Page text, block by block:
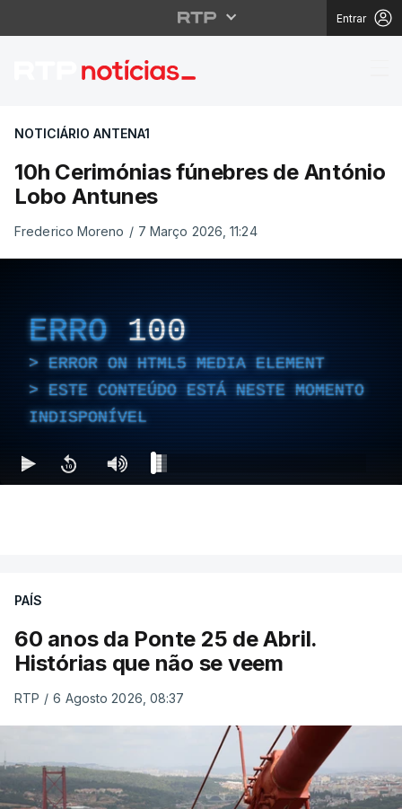
Entrar
10h Cerimónias
NOTICIÁRIO ANTENA1
10h Cerimónias fúnebres de António
Lobo Antunes
Frederico Moreno / 7 Março 2026, 11:24
ERRO 100
ERROR ON HTML5 MEDIA ELEMENT
ESTE CONTEÚDO ESTÁ NESTE MOMENTO
INDISPONÍVEL
PAÍS
60 anos da Ponte 25 de Abril.
Histórias que não se veem
RTP / 6 Agosto 2026, 08:37